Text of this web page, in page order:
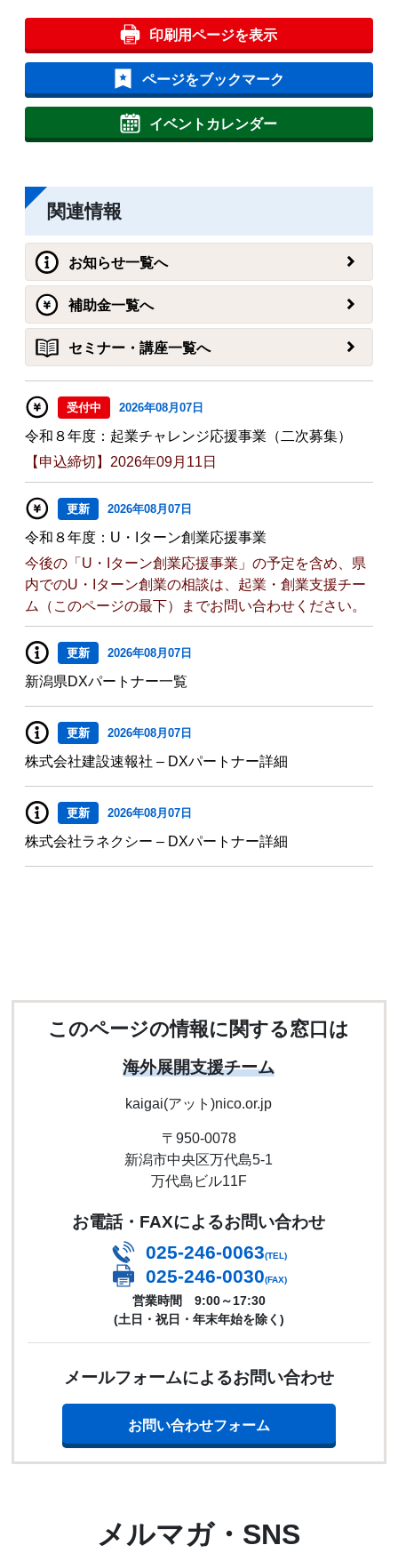
印刷用ページを表示
ページをブックマーク
イベントカレンダー
関連情報
お知らせ一覧へ
補助金一覧へ
セミナー・講座一覧へ
受付中 2026年08月07日
令和８年度：起業チャレンジ応援事業（二次募集）
【申込締切】2026年09月11日
更新 2026年08月07日
令和８年度：U・Iターン創業応援事業
今後の「U・Iターン創業応援事業」の予定を含め、県
内でのU・Iターン創業の相談は、起業・創業支援チー
ム（このページの最下）までお問い合わせください。
更新 2026年08月07日
新潟県DXパートナー一覧
更新 2026年08月07日
株式会社建設速報社 – DXパートナー詳細
更新 2026年08月07日
株式会社ラネクシー – DXパートナー詳細
このページの情報に関する窓口は
海外展開支援チーム
kaigai(アット)nico.or.jp
〒950-0078
新潟市中央区万代島5-1
万代島ビル11F
お電話・FAXによるお問い合わせ
025-246-0063(TEL)
025-246-0030(FAX)
営業時間 9:00～17:30
(土日・祝日・年末年始を除く)
メールフォームによるお問い合わせ
お問い合わせフォーム
メルマガ・SNS